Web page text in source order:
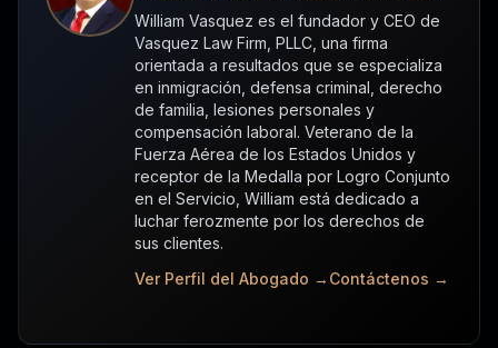
William Vasquez es el fundador y CEO de
Vasquez Law Firm, PLLC, una firma
orientada a resultados que se especializa
en inmigración, defensa criminal, derecho
de familia, lesiones personales y
compensación laboral. Veterano de la
Fuerza Aérea de los Estados Unidos y
receptor de la Medalla por Logro Conjunto
en el Servicio, William está dedicado a
luchar ferozmente por los derechos de
sus clientes.
Ver Perfil del Abogado → Contáctenos →